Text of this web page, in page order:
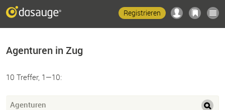
Registrieren
Agenturen in Zug
10 Treffer, 1—10:
Agenturen